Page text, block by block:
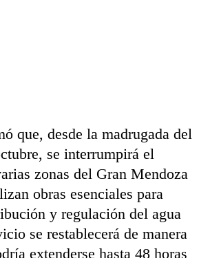
que, desde la madrugada del
se interrumpirá el
zonas del Gran Mendoza
obras esenciales para
y regulación del agua
se restablecerá de manera
extenderse hasta 48 horas